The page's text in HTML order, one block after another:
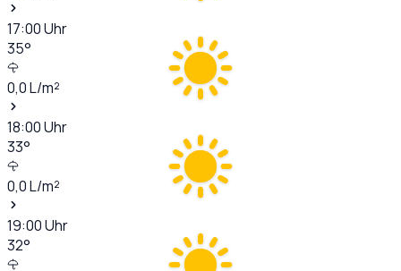
17:00Uhr
35°
0,0L/m²
18:00Uhr
33°
0,0L/m²
19:00Uhr
32°